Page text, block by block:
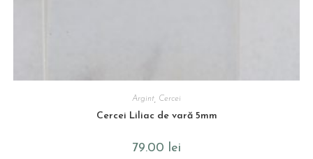
Argint Cercei
Cercei Liliac de vară 5mm
79.00 lei